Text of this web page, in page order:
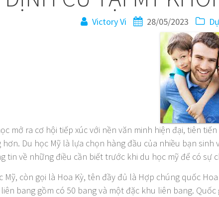
Victory Vi 28/05/2023
mở ra cơ hội tiếp xúc với nền văn minh hiện đại, tiên
hơn. Du học Mỹ là lựa chọn hàng đầu của nhiều bạn
tin về những điều cần biết trước khi du học mỹ để có sự
Mỹ, còn gọi là Hoa Kỳ, tên đầy đủ là Hợp chúng quốc
bang gồm có 50 bang và một đặc khu liên bang.